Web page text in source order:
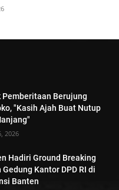
Berujung
"Kasih Ajah Buat Nutup
2026
Hadiri Ground Breaking
Kantor DPD RI di
Banten